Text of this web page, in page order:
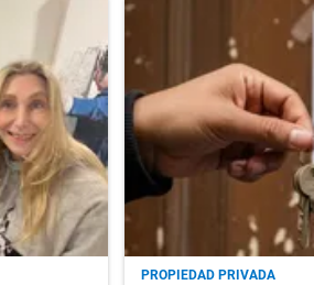
PROPIEDAD PRIVADA